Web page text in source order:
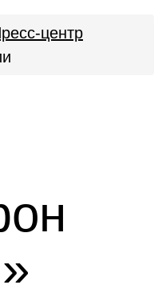
центр